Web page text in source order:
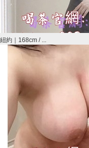
紐約｜168cm / ...